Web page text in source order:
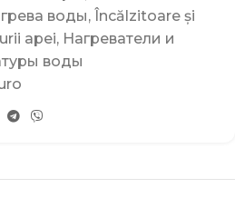
воды, Încălzitoare și
apei, Нагреватели и
воды